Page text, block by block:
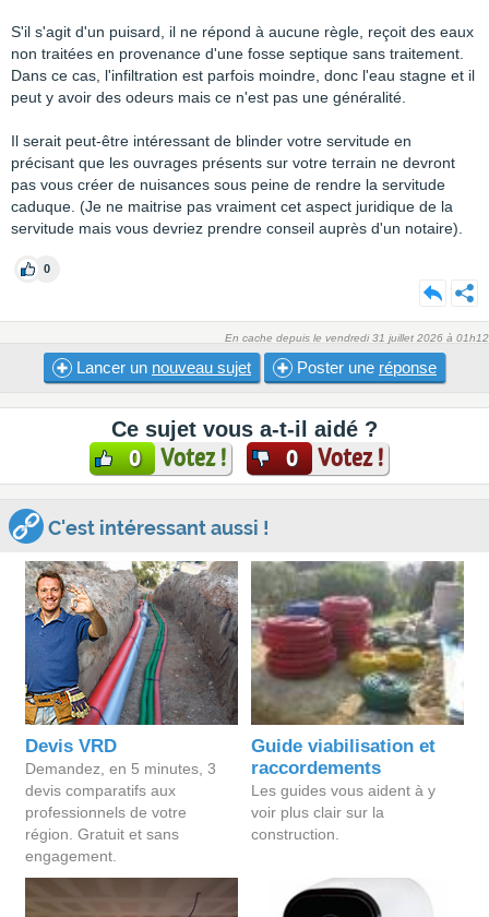
S'il s'agit d'un puisard, il ne répond à aucune règle, reçoit des eaux
non traitées en provenance d'une fosse septique sans traitement.
Dans ce cas, l'infiltration est parfois moindre, donc l'eau stagne et il
peut y avoir des odeurs mais ce n'est pas une généralité.
Il serait peut-être intéressant de blinder votre servitude en
précisant que les ouvrages présents sur votre terrain ne devront
pas vous créer de nuisances sous peine de rendre la servitude
caduque. (Je ne maitrise pas vraiment cet aspect juridique de la
servitude mais vous devriez prendre conseil auprès d'un notaire).
0
En cache depuis le vendredi 31 juillet 2026 à 01h12
Lancer un nouveau sujet Poster une réponse
Ce sujet vous a-t-il aidé ?
0 Votez ! 0 Votez !
C'est intéressant aussi !
Devis VRD
Demandez, en 5 minutes, 3
devis comparatifs aux
professionnels de votre
région. Gratuit et sans
engagement.
Guide viabilisation et
raccordements
Les guides vous aident à y
voir plus clair sur la
construction.